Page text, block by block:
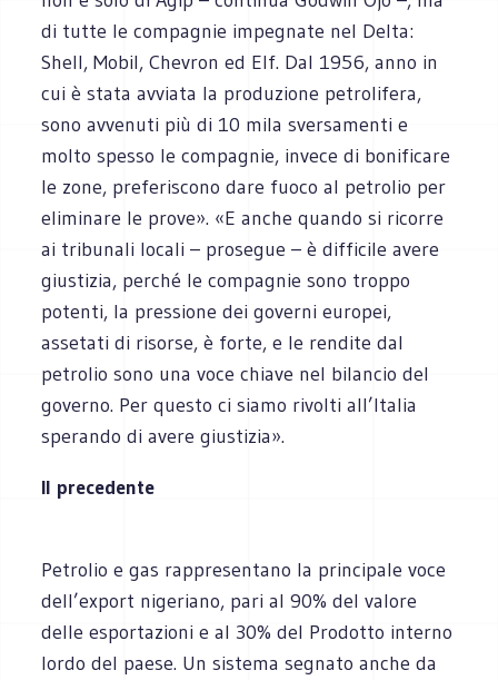
di tutte le compagnie impegnate nel Delta:
Shell, Mobil, Chevron ed Elf. Dal 1956, anno in
cui è stata avviata la produzione petrolifera,
sono avvenuti più di 10 mila sversamenti e
molto spesso le compagnie, invece di bonificare
le zone, preferiscono dare fuoco al petrolio per
eliminare le prove». «E anche quando si ricorre
ai tribunali locali – prosegue – è difficile avere
giustizia, perché le compagnie sono troppo
potenti, la pressione dei governi europei,
assetati di risorse, è forte, e le rendite dal
petrolio sono una voce chiave nel bilancio del
governo. Per questo ci siamo rivolti all’Italia
sperando di avere giustizia».
Il precedente
Petrolio e gas rappresentano la principale voce
dell’export nigeriano, pari al 90% del valore
delle esportazioni e al 30% del Prodotto interno
lordo del paese. Un sistema segnato anche da